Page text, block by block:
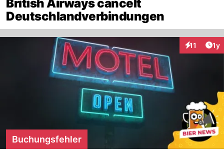
British Airways cancelt
Deutschlandverbindungen
11 1y
Buchungsfehler